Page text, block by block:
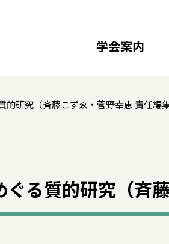
学会案内
的研究（斉藤こずゑ・菅野幸恵 責任編集
ぐる質的研究（斉